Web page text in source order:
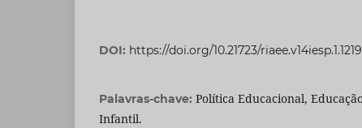
DOI: https://doi.org/10.21723/
Palavras-chave: Política Educacional,
Infantil.